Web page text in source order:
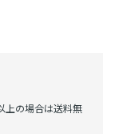
上の場合は送料無